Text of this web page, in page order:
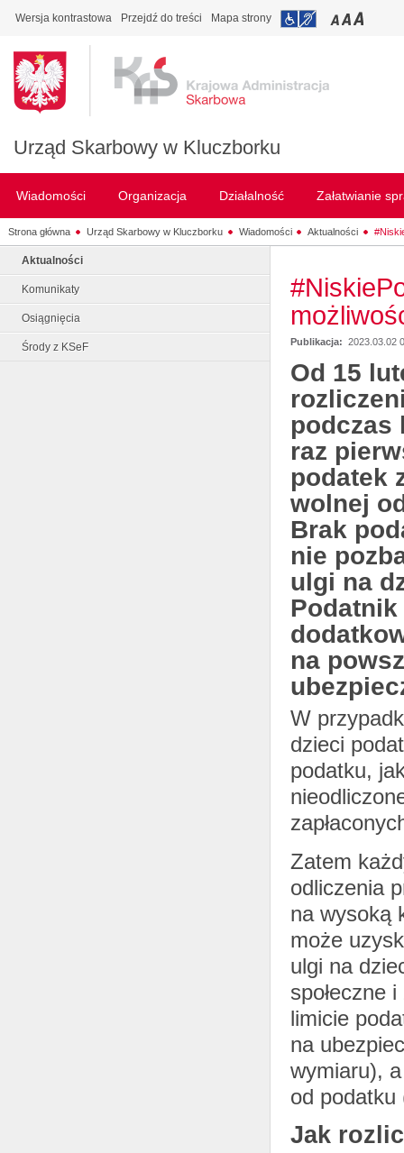
Wersja kontrastowa Przejdź do treści Mapa strony
Urząd Skarbowy w Kluczborku
Wiadomości Organizacja Działalność Załatwianie
Strona główna Urząd Skarbowy w Kluczborku Wiadomości Aktualności
Aktualności
Komunikaty
Osiągnięcia
Środy z KSeF Publikacja: 2023.03.02
Od 15
podczas
raz
podatek
wolnej
Brak
nie
ulgi na
na
W
dzieci
podatku,
Zatem
odliczenia
na wysoką
może
ulgi na
społeczne
limicie
na
wymiaru),
od podatku
Jak